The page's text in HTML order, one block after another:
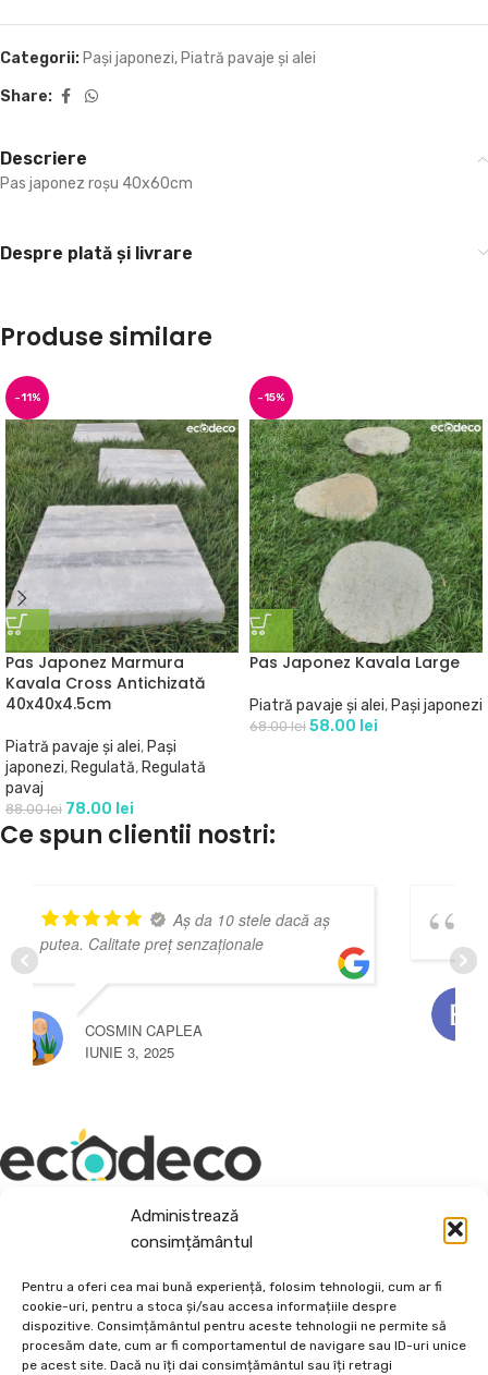
Administrează
consimțământul
Pentru a oferi cea mai bună experiență, folosim tehnologii, cum ar fi
cookie-uri, pentru a stoca și/sau accesa informațiile despre
dispozitive. Consimțământul pentru aceste tehnologii ne permite să
procesăm date, cum ar fi comportamentul de navigare sau ID-uri unice
pe acest site. Dacă nu îți dai consimțământul sau îți retragi
Categorii: Pași japonezi, Piatră pavaje și alei
Share:
Descriere
Pas japonez roșu 40x60cm
Despre plată și livrare
Produse similare
-11%
Pas Japonez Marmura
Kavala Cross Antichizată
40x40x4.5cm
Piatră pavaje și alei, Pași
japonezi, Regulată, Regulată
pavaj
88.00lei 78.00 lei
-15%
Pas Japonez Kavala Large
Piatră pavaje și alei, Pași japonezi
68.00lei 58.00 lei
Ce spun clientii nostri:
Calitate superioara
MARTIE 3, 2025
Depozit En-Gross și En-Detail
Preturi accesibile, calitate si diversitate.
DE 70, vis-a-vis de Termo Ișalnița, Craiova, Dolj, Romania